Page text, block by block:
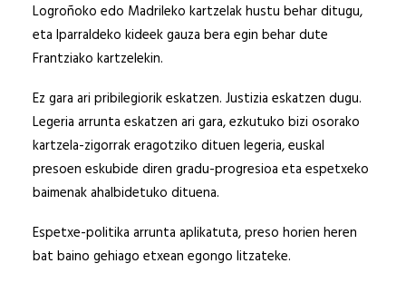
Logroñoko edo Madrileko kartzelak hustu behar ditugu,
eta Iparraldeko kideek gauza bera egin behar dute
Frantziako kartzelekin.
Ez gara ari pribilegiorik eskatzen. Justizia eskatzen dugu.
Legeria arrunta eskatzen ari gara, ezkutuko bizi osorako
kartzela-zigorrak eragotziko dituen legeria, euskal
presoen eskubide diren gradu-progresioa eta espetxeko
baimenak ahalbidetuko dituena.
Espetxe-politika arrunta aplikatuta, preso horien heren
bat baino gehiago etxean egongo litzateke.